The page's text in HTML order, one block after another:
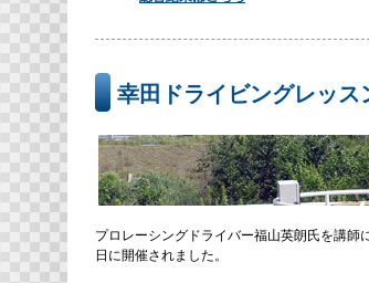
幸田ドライビングレッ
プロレーシングドライバー福山英朗氏を講
日に開催されました。